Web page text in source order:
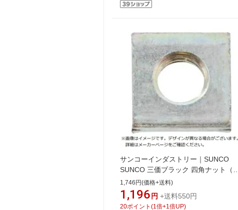
サンコーインダストリー｜SUNCO
SUNCO 三価ブラック 四角ナット（特
寸 M5（10×3.0（110本入）
1,746円(価格+送料)
1,196 円 +送料550円
20ポイント (1 倍+1 倍UP)